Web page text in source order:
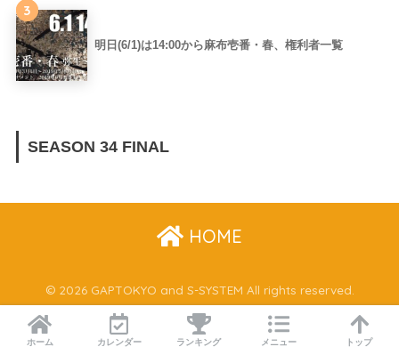
3
明日(6/1)は14:00から麻布壱番・春、権利者一覧
SEASON 34 FINAL
HOME
© 2026 GAPTOKYO and S-SYSTEM All rights reserved.
ホーム カレンダー ランキング メニュー トップ